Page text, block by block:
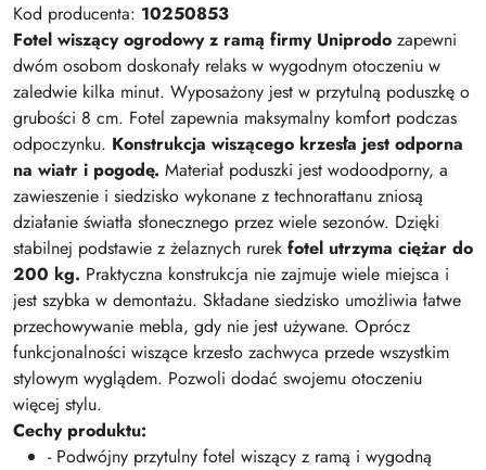
Kod producenta: 10250853
Fotel wiszący ogrodowy z ramą firmy Uniprodo zapewni
dwóm osobom doskonały relaks w wygodnym otoczeniu w
zaledwie kilka minut. Wyposażony jest w przytulną poduszkę o
grubości 8 cm. Fotel zapewnia maksymalny komfort podczas
odpoczynku. Konstrukcja wiszącego krzesła jest odporna
na wiatr i pogodę. Materiał poduszki jest wodoodporny, a
zawieszenie i siedzisko wykonane z technorattanu zniosą
działanie światła słonecznego przez wiele sezonów. Dzięki
stabilnej podstawie z żelaznych rurek fotel utrzyma ciężar do
200 kg. Praktyczna konstrukcja nie zajmuje wiele miejsca i
jest szybka w demontażu. Składane siedzisko umożliwia łatwe
przechowywanie mebla, gdy nie jest używane. Oprócz
funkcjonalności wiszące krzesło zachwyca przede wszystkim
stylowym wyglądem. Pozwoli dodać swojemu otoczeniu
więcej stylu.
Cechy produktu:
- Podwójny przytulny fotel wiszący z ramą i wygodną